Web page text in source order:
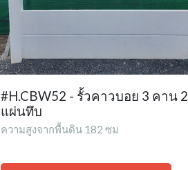
#H.CBW52 - รั้วคาวบอย 3 คาน 2
แผ่นทึบ
ความสูงจากพื้นดิน 182 ซม